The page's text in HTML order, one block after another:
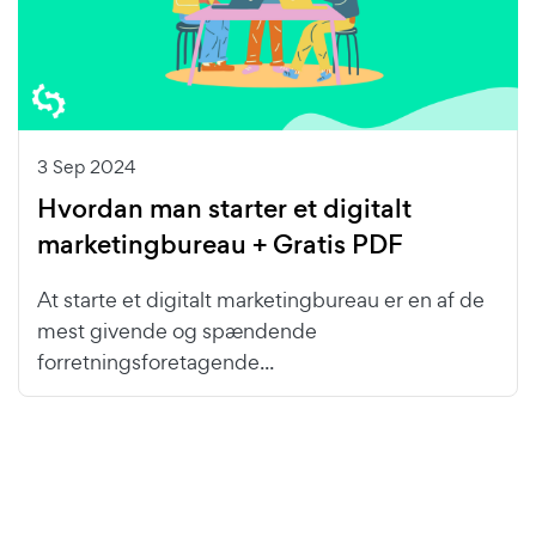
3 Sep 2024
Hvordan man starter et digitalt
marketingbureau + Gratis PDF
At starte et digitalt marketingbureau er en af de
mest givende og spændende
forretningsforetagende...